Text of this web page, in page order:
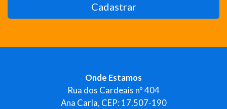
Cadastrar
Onde Estamos
Rua dos Cardeais nº 404
Ana Carla, CEP: 17.507-190